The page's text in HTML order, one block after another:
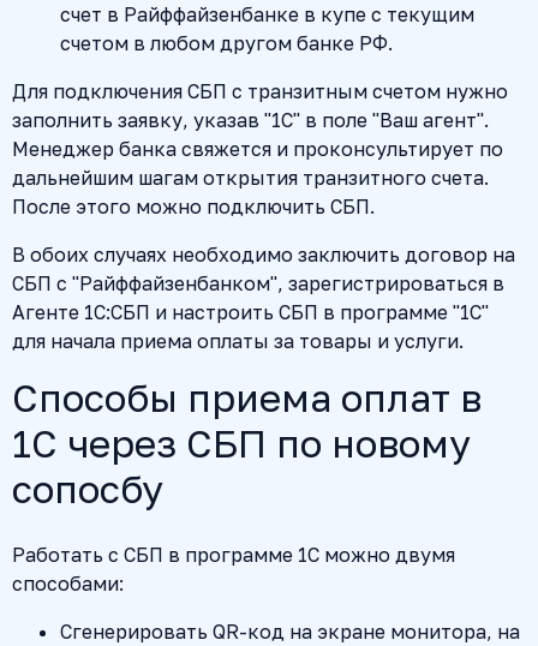
счет в Райффайзенбанке в купе с текущим
счетом в любом другом банке РФ.
Для подключения СБП с транзитным счетом нужно
заполнить заявку, указав "1С" в поле "Ваш агент".
Менеджер банка свяжется и проконсультирует по
дальнейшим шагам открытия транзитного счета.
После этого можно подключить СБП.
В обоих случаях необходимо заключить договор на
СБП с "Райффайзенбанком", зарегистрироваться в
Агенте 1С:СБП и настроить СБП в программе "1С"
для начала приема оплаты за товары и услуги.
Способы приема оплат в
1С через СБП по новому
сопосбу
Работать с СБП в программе 1С можно двумя
способами:
Сгенерировать QR-код на экране монитора, на